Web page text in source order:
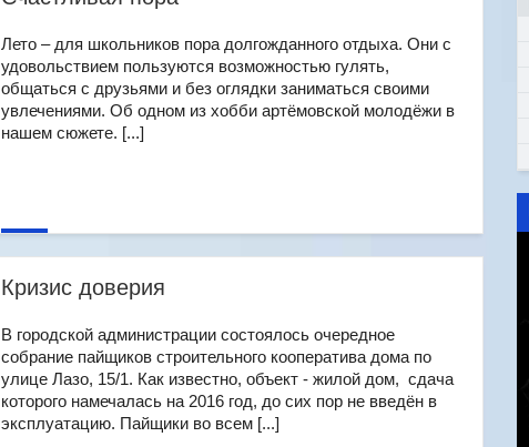
Лето – для школьников пора долгожданного отдыха. Они с
удовольствием пользуются возможностью гулять,
общаться с друзьями и без оглядки заниматься своими
увлечениями. Об одном из хобби артёмовской молодёжи в
нашем сюжете. [...]
Кризис доверия
В городской администрации состоялось очередное
собрание пайщиков строительного кооператива дома по
улице Лазо, 15/1. Как известно, объект - жилой дом, сдача
которого намечалась на 2016 год, до сих пор не введён в
эксплуатацию. Пайщики во всем [...]